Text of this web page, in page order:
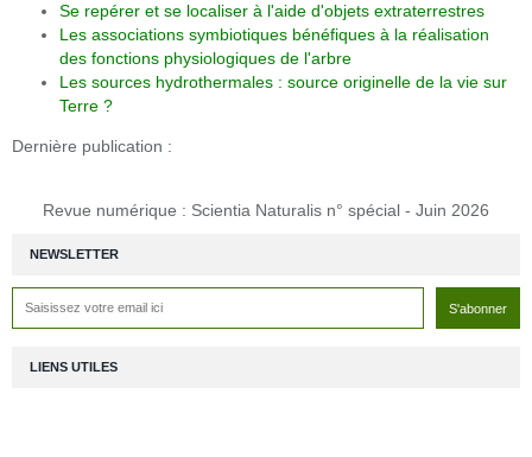
NEWSLETTER
Se repérer et se localiser à l'aide d'objets extraterrestres
Les associations symbiotiques bénéfiques à la réalisation
des fonctions physiologiques de l'arbre
Les sources hydrothermales : source originelle de la vie sur
Terre ?
Dernière publication :
Revue numérique : Scientia Naturalis n° spécial - Juin 2026
LIENS UTILES